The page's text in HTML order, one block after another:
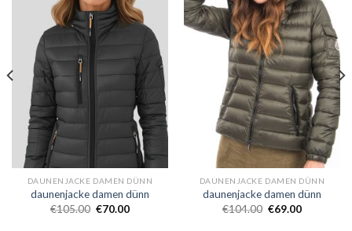
DAUNENJACKE DAMEN DÜNN
daunenjacke damen dünn
€105.00 €70.00
DAUNENJACKE DAMEN DÜNN
daunenjacke damen dünn
€104.00 €69.00